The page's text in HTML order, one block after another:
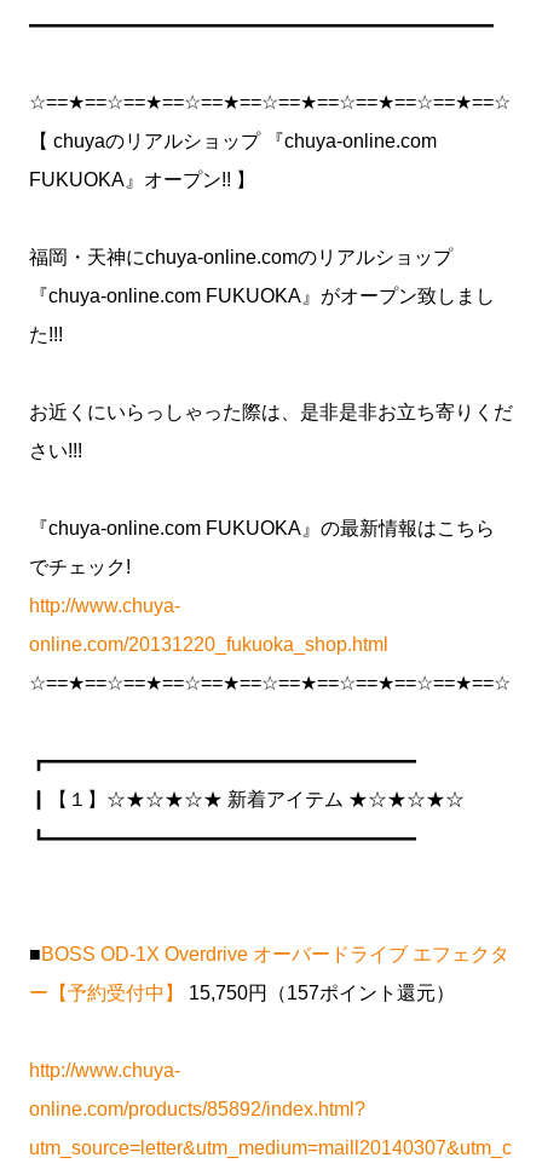
━━━━━━━━━━━━━━━━━━━━━━━━
☆==★==☆==★==☆==★==☆==★==☆==★==☆==★==☆
【 chuyaのリアルショップ 『chuya-online.com
FUKUOKA』オープン!! 】
福岡・天神にchuya-online.comのリアルショップ
『chuya-online.com FUKUOKA』がオープン致しまし
た!!!
お近くにいらっしゃった際は、是非是非お立ち寄りくだ
さい!!!
『chuya-online.com FUKUOKA』の最新情報はこちら
でチェック!
http://www.chuya-
online.com/20131220_fukuoka_shop.html
☆==★==☆==★==☆==★==☆==★==☆==★==☆==★==☆
┏━━━━━━━━━━━━━━━━━━━
┃【１】☆★☆★☆★ 新着アイテム ★☆★☆★☆
┗━━━━━━━━━━━━━━━━━━━
■BOSS OD-1X Overdrive オーバードライブ エフェクタ
ー【予約受付中】
15,750円（157ポイント還元）
http://www.chuya-
online.com/products/85892/index.html?
utm_source=letter&utm_medium=maill20140307&utm_c